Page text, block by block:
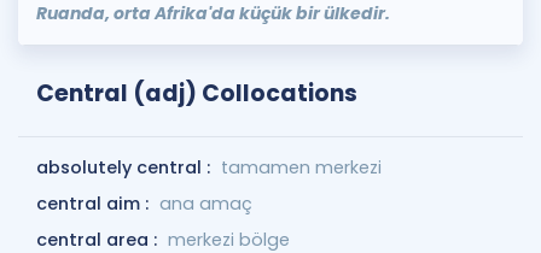
Ruanda, orta Afrika'da küçük bir ülkedir.
Central (adj) Collocations
absolutely central : tamamen merkezi
central aim : ana amaç
central area : merkezi bölge